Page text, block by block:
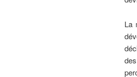
La